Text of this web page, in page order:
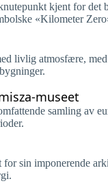
kjent for det
«Kilometer
livlig atmosfære,
museet
samling av
sin imponerende